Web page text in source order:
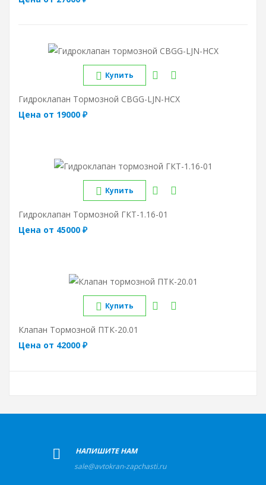
Купить
Гидроклапан Тормозной CBGG-LJN-HCX
Цена от 19000 ₽
Купить
Гидроклапан Тормозной ГКТ-1.16-01
Цена от 45000 ₽
Купить
Клапан Тормозной ПТК-20.01
Цена от 42000 ₽
НАПИШИТЕ НАМ
sale@avtokran-zapchasti.ru